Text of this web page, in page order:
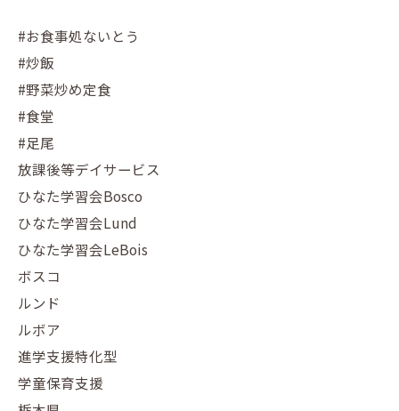
#お食事処ないとう
#炒飯
#野菜炒め定食
#食堂
#足尾
放課後等デイサービス
ひなた学習会Bosco
ひなた学習会Lund
ひなた学習会LeBois
ボスコ
ルンド
ルボア
進学支援特化型
学童保育支援